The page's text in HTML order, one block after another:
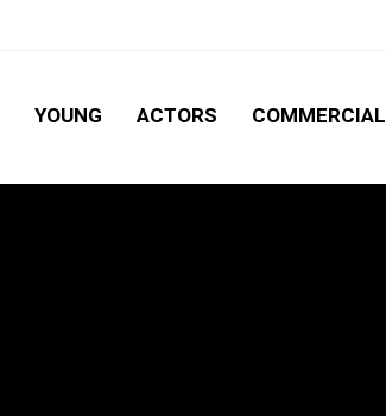
COMMERCIAL
ACTORS
YOUNG